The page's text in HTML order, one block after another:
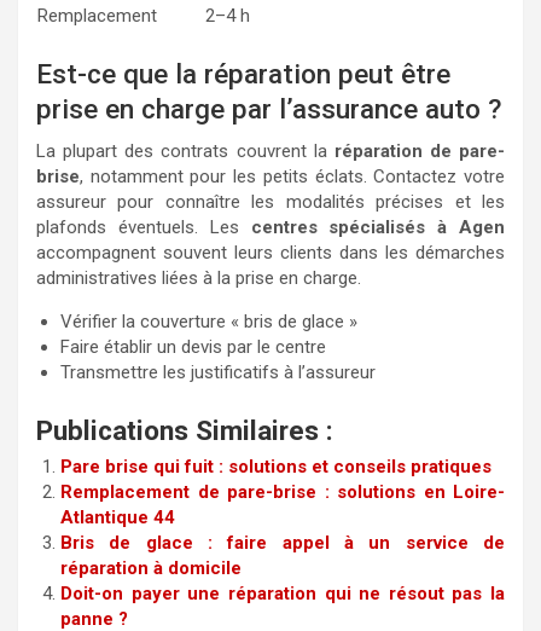
Remplacement
2–4 h
Est-ce que la réparation peut être
prise en charge par l’assurance auto ?
La plupart des contrats couvrent la réparation de pare-
brise, notamment pour les petits éclats. Contactez votre
assureur pour connaître les modalités précises et les
plafonds éventuels. Les centres spécialisés à Agen
accompagnent souvent leurs clients dans les démarches
administratives liées à la prise en charge.
Vérifier la couverture « bris de glace »
Faire établir un devis par le centre
Transmettre les justificatifs à l’assureur
Publications Similaires :
Pare brise qui fuit : solutions et conseils pratiques
Remplacement de pare-brise : solutions en Loire-
Atlantique 44
Bris de glace : faire appel à un service de
réparation à domicile
Doit-on payer une réparation qui ne résout pas la
panne ?